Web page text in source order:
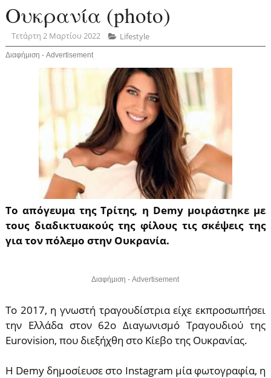
Ουκρανία (photo)
Τετάρτη 2 Μαρτίου 2022 Lifestyle
Διαφήμιση - Advertisement
Το απόγευμα της Τρίτης, η Demy μοιράστηκε με
τους διαδικτυακούς της φίλους τις σκέψεις της
για τον πόλεμο στην Ουκρανία.
Διαφήμιση - Advertisement
Το 2017, η γνωστή τραγουδίστρια είχε εκπροσωπήσει
την Ελλάδα στον 62ο Διαγωνισμό Τραγουδιού της
Eurovision, που διεξήχθη στο Κίεβο της Ουκρανίας.
Η Demy δημοσίευσε στο Instagram μία φωτογραφία, η